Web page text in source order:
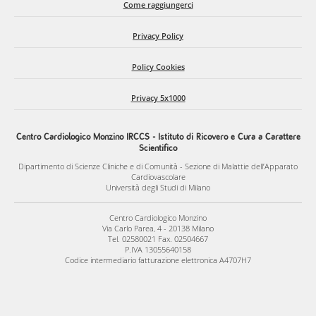
Prolasso della Valvola Mitralica
Il prolasso della valvola mitralica è l’indicazione più comune
entrambi i lembi valvolari di almeno 2 mm oltre il piano
distribuito tra uomini e donne.
La valvola mitralica, spesso considerata come un tessuto inerte
con attività cellulare limitata, è difatti molto dinamica. I lembi
cellulari che producono e riparano la matrice extracellulare. In
particolare, la valvola mitralica è costituita principalmente da
cellule interstiziale ed endoteliali che interagiscono all'interno
Come raggiungerci
Privacy Policy
Policy Cookies
Privacy 5x1000
Centro Cardiologico Monzino IRCCS - Istituto di Ricovero e Cura a Carattere
Scientifico
Dipartimento di Scienze Cliniche e di Comunità - Sezione di Malattie dell’Apparato
Cardiovascolare
Università degli Studi di Milano
Centro Cardiologico Monzino
Via Carlo Parea, 4 - 20138 Milano
Tel. 02580021 Fax. 02504667
P.IVA 13055640158
Codice intermediario fatturazione elettronica A4707H7